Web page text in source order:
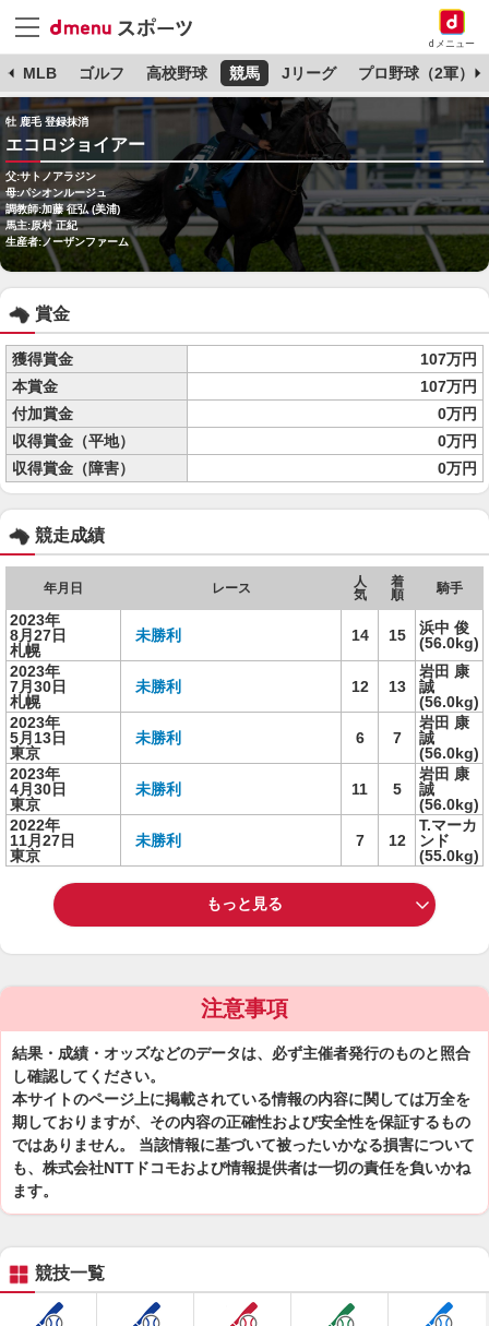
dメニュー
MLB ゴルフ 高校野球 競馬 Jリーグ プロ野球（2軍）
牡 鹿毛 登録抹消
エコロジョイアー
父:サトノアラジン
母:パシオンルージュ
調教師:加藤 征弘 (美浦)
馬主:原村 正紀
生産者:ノーザンファーム
賞金
獲得賞金
107万円
本賞金
107万円
付加賞金
0万円
収得賞金（平地）
0万円
収得賞金（障害）
0万円
競走成績
年月日 レース
人
気
着
順
騎手
2023年
8月27日
札幌
未勝利 14 15
浜中 俊
(56.0kg)
2023年
7月30日
札幌
未勝利 12 13
岩田 康
誠
(56.0kg)
2023年
5月13日
東京
未勝利 6 7
岩田 康
誠
(56.0kg)
2023年
4月30日
東京
未勝利 11 5
岩田 康
誠
(56.0kg)
2022年
11月27日
東京
未勝利 7 12
T.マーカ
ンド
(55.0kg)
もっと見る
注意事項
結果・成績・オッズなどのデータは、必ず主催者発行のものと照合
し確認してください。
本サイトのページ上に掲載されている情報の内容に関しては万全を
期しておりますが、その内容の正確性および安全性を保証するもの
ではありません。 当該情報に基づいて被ったいかなる損害について
も、株式会社NTTドコモおよび情報提供者は一切の責任を負いかね
ます。
競技一覧